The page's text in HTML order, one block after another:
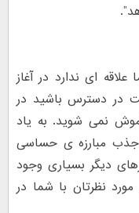
ای ندارد در آغاز
در دسترس باشید در
نمی شوید. به یاد
جذب مبارزه ی حساسی
دیگر بسیاری وجود
نظرتان با شما در